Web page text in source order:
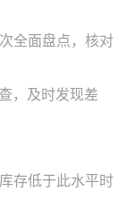
全面盘点，核对
，及时发现差
存低于此水平时